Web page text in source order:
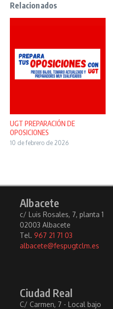
Relacionados
UGT PREPARACIÓN DE
OPOSICIONES
10 de febrero de 2026
Albacete
c/ Luis Rosales, 7, planta 1
02003 Albacete
Tel. 967 21 71 03
albacete@fespugtclm.es
Ciudad Real
C/ Carmen, 7 - Local bajo